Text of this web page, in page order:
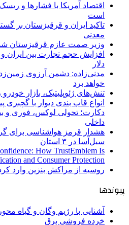
اقتصاد آمریکا با فشارها و
است
تاکید ایران و قرقیزستان بر
معدنی
وزیر صمت عازم قرقیزستان
دلار
مدنی‌زاده: دشمن آرزوی
خواهد برد
تنش‌های ژئوپلیتیک، بازار
انواع قاب بندی دیوار با
دکارت؛ تحولی لوکس، فوری و
داخلی
سیل‌آسا در ۳ استان
How TrustEmblem Is
and Consumer Protection
روسیه از مراکش بنزین وارد
پیوندها
آشنایی با رژیم وگان و گیاه محور
خرده فروشی برق